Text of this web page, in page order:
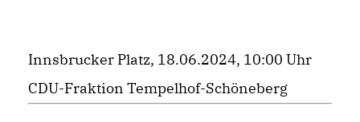
Innsbrucker Platz, 18.06.2024, 10:00 Uhr
CDU-Fraktion Tempelhof-Schöneberg